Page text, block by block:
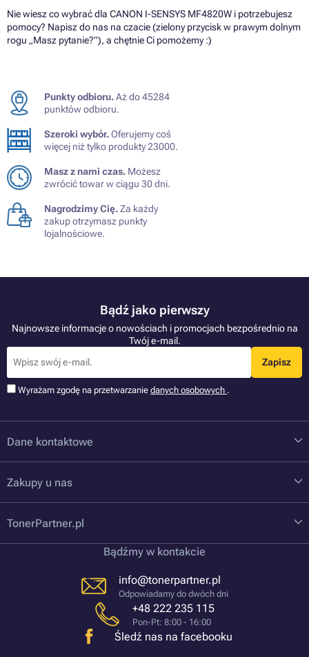
Nie wiesz co wybrać dla CANON I-SENSYS MF4820W i potrzebujesz
pomocy? Napisz do nas na czacie (zielony przycisk w prawym dolnym
rogu „Masz pytanie?”), a chętnie Ci pomożemy :)
Punkty odbioru.Aż do 45284
punktów odbioru.
Szeroki wybór.Oferujemy coś
więcej niż tylko produkty 23000.
Masz z nami czas. Możesz
zwrócić towar w ciągu 30 dni.
Nagrodzimy Cię.Za każdy
zakup otrzymasz punkty
lojalnościowe.
Bądź jako pierwszy
Najnowsze informacje o nowościach i promocjach bezpośrednio na
Twój e-mail.
Zapisz
Wyrażam zgodę na przetwarzanie danych osobowych .
Dane kontaktowe
Zakupy u nas
TonerPartner.pl
Bądźmy w kontakcie
info@tonerpartner.pl
Odpowiadamy do dwóch dni
+48 222 235 115
Pon-Pt: 8:00 - 16:00
Śledź nas na facebooku